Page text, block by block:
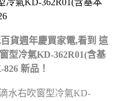
貨週年慶買家電,看到 這
型冷氣KD-362R01(含基
新品！
水右吹窗型冷氣KD-